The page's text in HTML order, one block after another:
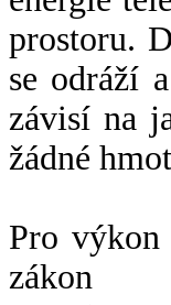
prostoru.
se odráží
závisí na
žádné
Pro výkon
zákon